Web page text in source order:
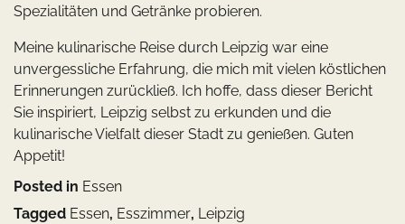
Spezialitäten und Getränke probieren.
Meine kulinarische Reise durch Leipzig war eine
unvergessliche Erfahrung, die mich mit vielen köstlichen
Erinnerungen zurückließ. Ich hoffe, dass dieser Bericht
Sie inspiriert, Leipzig selbst zu erkunden und die
kulinarische Vielfalt dieser Stadt zu genießen. Guten
Appetit!
Posted in Essen
Tagged Essen, Esszimmer, Leipzig